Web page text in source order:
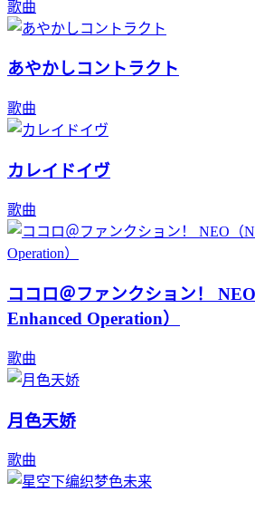
歌曲
あやかしコントラクト
歌曲
カレイドイヴ
歌曲
ココロ＠ファンクション！
Enhanced Operation）
歌曲
月色天娇
歌曲